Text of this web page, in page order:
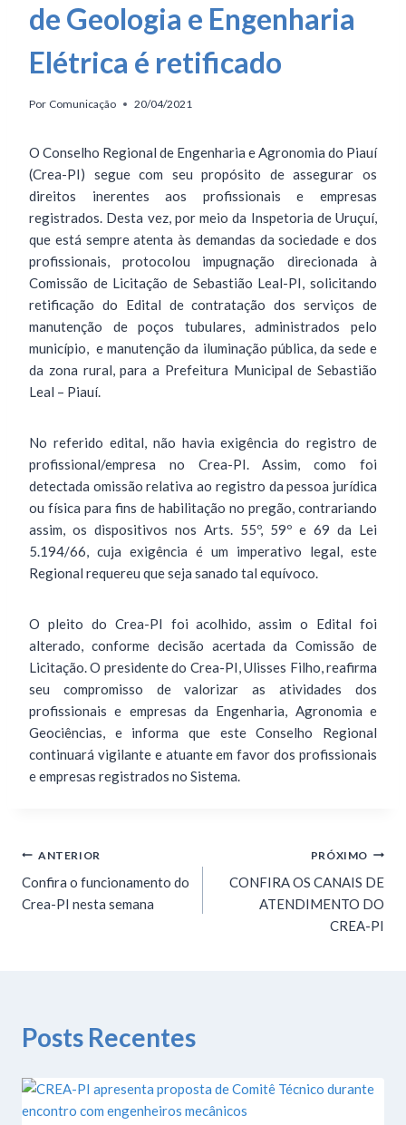
de Geologia e Engenharia
Elétrica é retificado
Por Comunicação 20/04/2021
O Conselho Regional de Engenharia e Agronomia do Piauí
(Crea-PI) segue com seu propósito de assegurar os
direitos inerentes aos profissionais e empresas
registrados. Desta vez, por meio da Inspetoria de Uruçuí,
que está sempre atenta às demandas da sociedade e dos
profissionais, protocolou impugnação direcionada à
Comissão de Licitação de Sebastião Leal-PI, solicitando
retificação do Edital de contratação dos serviços de
manutenção de poços tubulares, administrados pelo
município, e manutenção da iluminação pública, da sede e
da zona rural, para a Prefeitura Municipal de Sebastião
Leal – Piauí.
No referido edital, não havia exigência do registro de
profissional/empresa no Crea-PI. Assim, como foi
detectada omissão relativa ao registro da pessoa jurídica
ou física para fins de habilitação no pregão, contrariando
assim, os dispositivos nos Arts. 55º, 59º e 69 da Lei
5.194/66, cuja exigência é um imperativo legal, este
Regional requereu que seja sanado tal equívoco.
O pleito do Crea-PI foi acolhido, assim o Edital foi
alterado, conforme decisão acertada da Comissão de
Licitação. O presidente do Crea-PI, Ulisses Filho, reafirma
seu compromisso de valorizar as atividades dos
profissionais e empresas da Engenharia, Agronomia e
Geociências, e informa que este Conselho Regional
continuará vigilante e atuante em favor dos profissionais
e empresas registrados no Sistema.
ANTERIOR
Confira o funcionamento do
Crea-PI nesta semana
PRÓXIMO
CONFIRA OS CANAIS DE
ATENDIMENTO DO
CREA-PI
Posts Recentes